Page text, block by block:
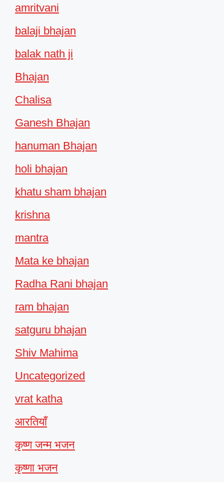
amritvani
balaji bhajan
balak nath ji
Bhajan
Chalisa
Ganesh Bhajan
hanuman Bhajan
holi bhajan
khatu sham bhajan
krishna
mantra
Mata ke bhajan
Radha Rani bhajan
ram bhajan
satguru bhajan
Shiv Mahima
Uncategorized
vrat katha
आरतियाँ
कृष्ण जन्म भजन
कृष्णा भजन